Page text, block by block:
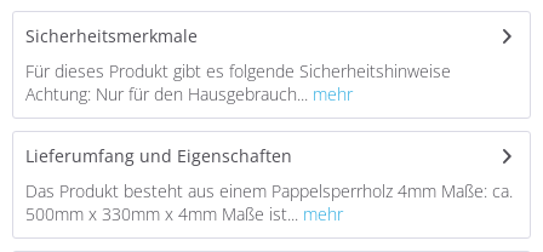
Sicherheitsmerkmale
Für dieses Produkt gibt es folgende Sicherheitshinweise
Achtung: Nur für den Hausgebrauch... mehr
Lieferumfang und Eigenschaften
Das Produkt besteht aus einem Pappelsperrholz 4mm Maße: ca.
500mm x 330mm x 4mm Maße ist... mehr